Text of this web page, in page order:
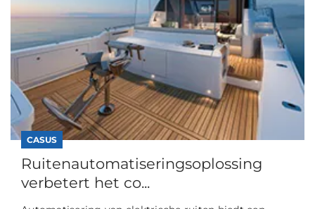
CASUS
Ruitenautomatiseringsoplossing
verbetert het co...